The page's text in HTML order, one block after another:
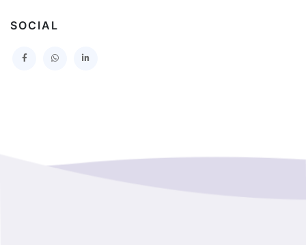
SERVICIO DE SALUD TALCAHUANO HOSPITAL DE
GOBERNACION PROVINCIAL DE TALCA
SOCIAL